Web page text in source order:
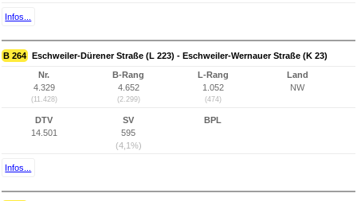
Infos...
B 264 Eschweiler-Dürener Straße (L 223) - Eschweiler-Wernauer Straße (K 23)
Nr.
4.329
(11.428)
B-Rang
4.652
(2.299)
L-Rang
1.052
(474)
Land
NW
DTV
14.501
SV
595
(4,1%)
BPL
Infos...